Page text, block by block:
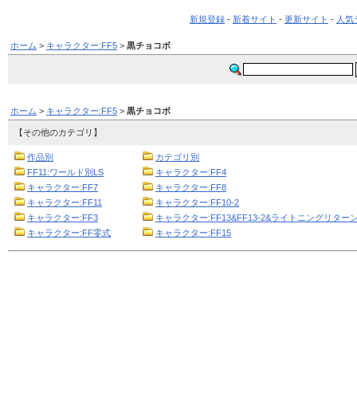
新規登録 - 新着サイト - 更新サイト - 人
ホーム > キャラクター:FF5 > 黒チョコボ
ホーム > キャラクター:FF5 > 黒チョコボ
【その他のカテゴリ】
作品別
カテゴリ別
FF11:ワールド別LS
キャラクター:FF4
キャラクター:FF7
キャラクター:FF8
キャラクター:FF11
キャラクター:FF10-2
キャラクター:FF3
キャラクター:FF13&FF13-2&ライトニングリター
キャラクター:FF零式
キャラクター:FF15